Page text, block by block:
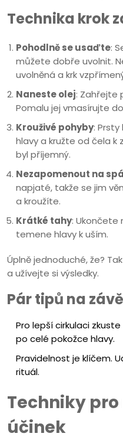
Technika krok
Pohodlně se usaďte:
můžete dobře uvolnit.
uvolněná a krk
Naneste olej: Zahřejte
Pomalu jej vmasírujte
Krouživé pohyby:
hlavy a kružte od čela k
byl příjemný.
Nezapomenout na
napjaté, takže se jim
a kroužíte.
Krátké tahy: Ukončete
temene hlavy k uším.
Úplně jednoduché, že?
a užívejte si výsledky.
Pár tipů na
Pro lepší cirkulaci
po celé pokožce hlavy.
Pravidelnost je klíčem.
rituál.
Techniky
účinek